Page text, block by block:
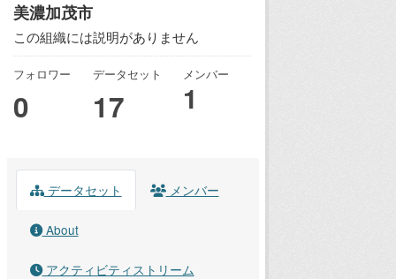
美濃加茂市
この組織には説明がありません
フォロワー
0
データセット
17
メンバー
1
データセット メンバー
About
アクティビティストリーム